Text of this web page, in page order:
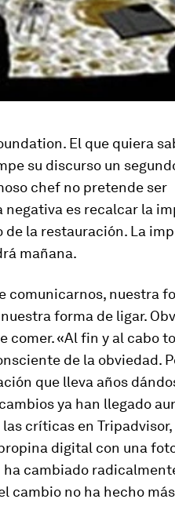
El que quiera
su discurso un
chef no pretende ser
negativa es recalcar la
la restauración. La
mañana.
comunicarnos, nuestra
forma de ligar.
comer. «Al fin y al cabo
de la obviedad.
que lleva años
ya han llegado
críticas en Tripadvisor,
digital con una
cambiado
cambio no ha hecho